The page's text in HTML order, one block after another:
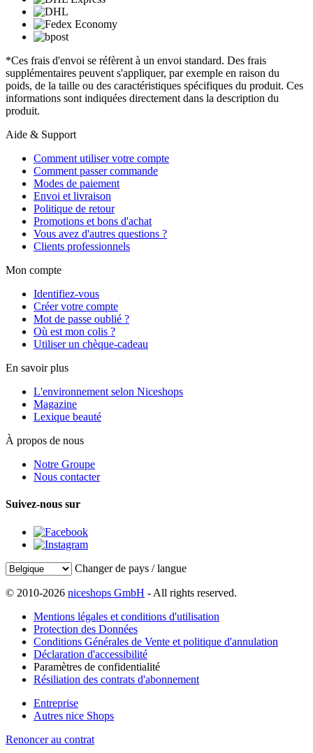
*Ces frais d'envoi se réfèrent à un envoi standard. Des frais
supplémentaires peuvent s'appliquer, par exemple en raison du
poids, de la taille ou des caractéristiques spécifiques du produit. Ces
informations sont indiquées directement dans la description du
produit.
Aide & Support
Comment utiliser votre compte
Comment passer commande
Modes de paiement
Envoi et livraison
Politique de retour
Promotions et bons d'achat
Vous avez d'autres questions ?
Clients professionnels
Mon compte
Identifiez-vous
Créer votre compte
Mot de passe oublié ?
Où est mon colis ?
Utiliser un chèque-cadeau
En savoir plus
L'environnement selon Niceshops
Magazine
Lexique beauté
À propos de nous
Notre Groupe
Nous contacter
Suivez-nous sur
Changer de pays / langue
© 2010-2026 niceshops GmbH - All rights reserved.
Mentions légales et conditions d'utilisation
Protection des Données
Conditions Générales de Vente et politique d'annulation
Déclaration d'accessibilité
Paramètres de confidentialité
Résiliation des contrats d'abonnement
Entreprise
Autres nice Shops
Renoncer au contrat